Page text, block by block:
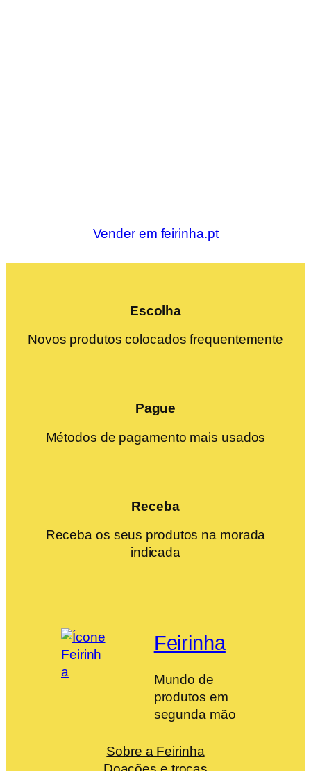
Vender em feirinha.pt
Escolha
Novos produtos colocados frequentemente
Pague
Métodos de pagamento mais usados
Receba
Receba os seus produtos na morada
indicada
Feirinha
Mundo de
produtos em
segunda mão
Sobre a Feirinha